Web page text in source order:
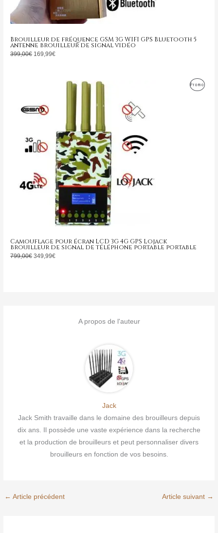
Brouilleur de fréquence GSM 3G WIFI GPS Bluetooth 5
antenne brouilleur de signal vidéo
399,00€ 169,99€
Promo
Camouflage pour écran LCD 3G 4G GPS Lojack
brouilleur de signal de téléphone portable portable
799,00€
799,00€.
349,99€
349,99€.
A propos de l'auteur
Jack
Jack Smith travaille dans le domaine des brouilleurs depuis
dix ans. Il possède une vaste expérience dans la recherche
et la production de brouilleurs et peut personnaliser divers
brouilleurs en fonction de vos besoins.
← Article précédent Article suivant →